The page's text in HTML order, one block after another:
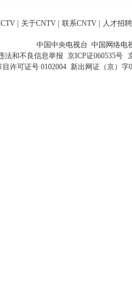
关于CNTV 联系CNTV 人才招聘
中国中央电视台 中国网络电
法和不良信息举报 京ICP证060535号
许可证号 0102004 新出网证（京）